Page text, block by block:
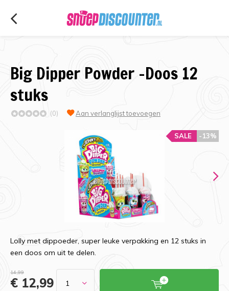
Big Dipper Powder -Doos 12
stuks
(0) Aan verlanglijst toevoegen
-13%
SALE
Lolly met dippoeder, super leuke verpakking en 12 stuks in
een doos om uit te delen.
14,99
€ 12,99